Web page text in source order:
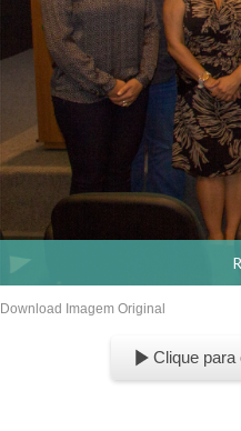
Download Imagem Original
Clique